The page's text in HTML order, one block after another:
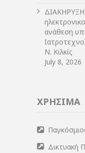
ΔIΑΚΗΡΥΞΗ
ανάθεση
Ν. Κιλκίς
July 8, 2026
ΧΡΗΣΙΜΑ
Δικτυακή